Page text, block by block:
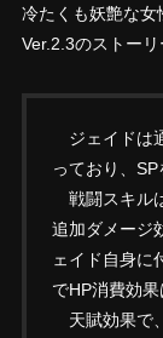
冷たくも妖艶な女
Ver.2.3のストーリ
ジェイドは
っており、SP
戦闘スキル
追加ダメージ
ェイド自身に
でHP消費効果
天賦効果で